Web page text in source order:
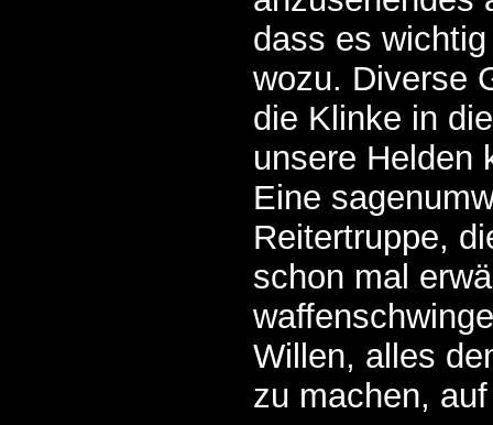
dass es
wozu. Diverse
die Klinke in
unsere Helden
Eine
Reitertruppe,
schon mal
Willen, alles
zu machen,